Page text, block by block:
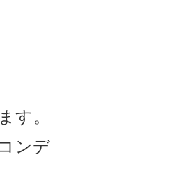
。
ンデ